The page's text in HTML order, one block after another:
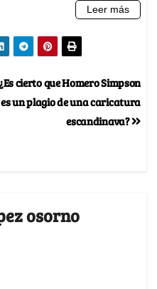
¿Es cierto que Homero Simpson
es un plagio de una caricatura
escandinava?
osorno